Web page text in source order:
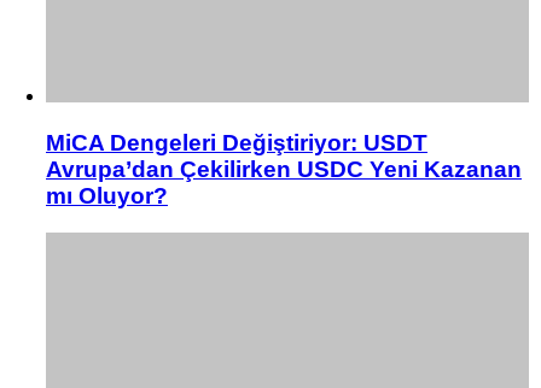
MiCA Dengeleri Değiştiriyor: USDT
Avrupa’dan Çekilirken USDC Yeni Kazanan
mı Oluyor?